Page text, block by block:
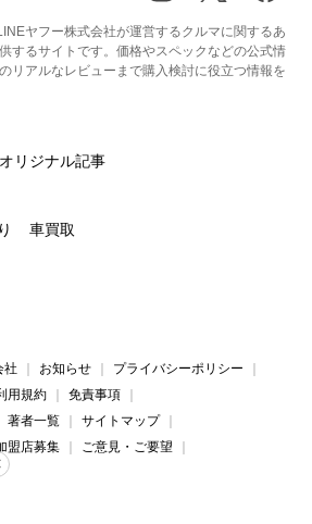
ヤフー株式会社が運営するクルマに関するあ
するサイトです。価格やスペックなどの公式情
リアルなレビューまで購入検討に役立つ情報を
オリジナル記事
車買取
社 お知らせ
プライバシーポリシー
用規約
免責事項
著者一覧
サイトマップ
盟店募集
ご意見・ご要望